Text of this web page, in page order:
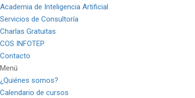
Academia de Inteligencia Artificial
Servicios de Consultoría
Charlas Gratuitas
COS INFOTEP
Contacto
Menú
¿Quiénes somos?
Calendario de cursos